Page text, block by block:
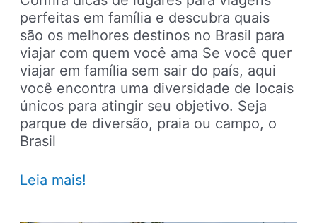
perfeitas em família e descubra quais
são os melhores destinos no Brasil para
viajar com quem você ama Se você quer
viajar em família sem sair do país, aqui
você encontra uma diversidade de locais
únicos para atingir seu objetivo. Seja
parque de diversão, praia ou campo, o
Brasil
Viagens
Leia mais!